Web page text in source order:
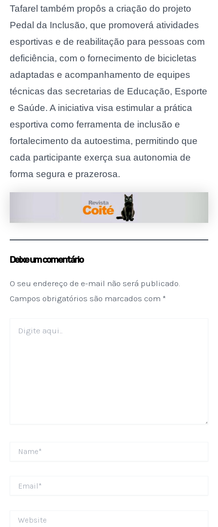
Tafarel também propôs a criação do projeto
Pedal da Inclusão, que promoverá atividades
esportivas e de reabilitação para pessoas com
deficiência, com o fornecimento de bicicletas
adaptadas e acompanhamento de equipes
técnicas das secretarias de Educação, Esporte
e Saúde. A iniciativa visa estimular a prática
esportiva como ferramenta de inclusão e
fortalecimento da autoestima, permitindo que
cada participante exerça sua autonomia de
forma segura e prazerosa.
Deixe um comentário
O seu endereço de e-mail não será publicado.
Campos obrigatórios são marcados com *
aqui...